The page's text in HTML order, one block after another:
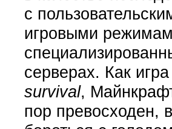
с
игровыми
серверах. Как
survival,
пор превосходен,